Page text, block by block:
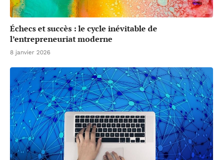
Échecs et succès : le cycle inévitable de
l’entrepreneuriat moderne
8 janvier 2026